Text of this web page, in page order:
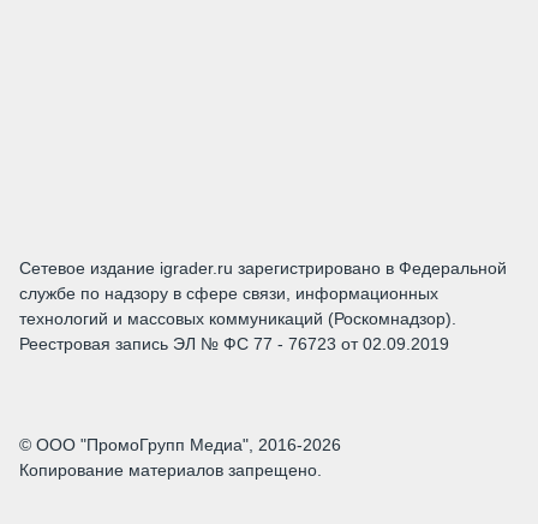
Сетевое издание igrader.ru зарегистрировано в Федеральной
службе по надзору в сфере связи, информационных
технологий и массовых коммуникаций (Роскомнадзор).
Реестровая запись ЭЛ № ФС 77 - 76723 от 02.09.2019
© ООО "ПромоГрупп Медиа", 2016-2026
Копирование материалов запрещено.